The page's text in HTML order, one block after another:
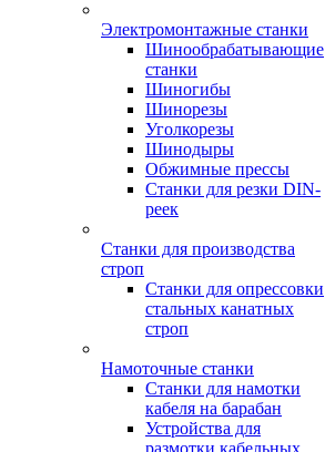
Электромонтажные станки
Шинообрабатывающие
станки
Шиногибы
Шинорезы
Уголкорезы
Шинодыры
Обжимные прессы
Станки для резки DIN-
реек
Станки для производства
строп
Станки для опрессовки
стальных канатных
строп
Намоточные станки
Станки для намотки
кабеля на барабан
Устройства для
размотки кабельных